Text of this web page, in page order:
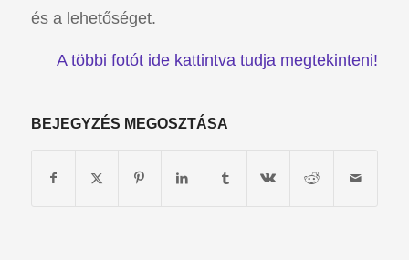
és a lehetőséget.
A többi fotót ide kattintva tudja megtekinteni!
BEJEGYZÉS MEGOSZTÁSA